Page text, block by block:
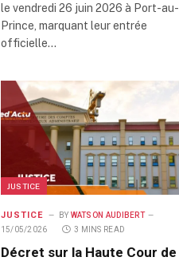
le vendredi 26 juin 2026 à Port-au-
Prince, marquant leur entrée
officielle…
JUSTICE
JUSTICE BY WATSON AUDIBERT
15/05/2026
3 MINS READ
Décret sur la Haute Cour de